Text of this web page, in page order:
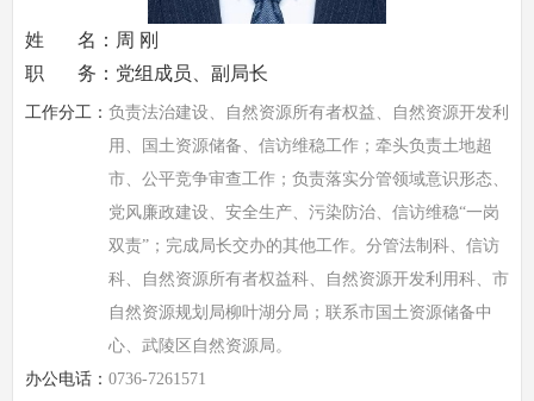
姓 名：周 刚
职 务：党组成员、副局长
工作分工： 负责法治建设、自然资源所有者权益、自然资源开发利
用、国土资源储备、信访维稳工作；牵头负责土地超
市、公平竞争审查工作；负责落实分管领域意识形态、
党风廉政建设、安全生产、污染防治、信访维稳“一岗
双责”；完成局长交办的其他工作。分管法制科、信访
科、自然资源所有者权益科、自然资源开发利用科、市
自然资源规划局柳叶湖分局；联系市国土资源储备中
心、武陵区自然资源局。
办公电话： 0736-7261571